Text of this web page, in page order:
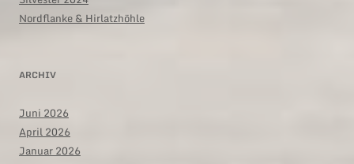
Nordflanke & Hirlatzhöhle
ARCHIV
Juni 2026
April 2026
Januar 2026